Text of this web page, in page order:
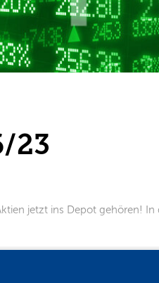
23
jetzt ins Depot gehören! In